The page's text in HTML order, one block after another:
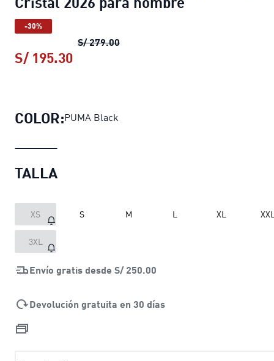
-30%
S/ 279.00Camiseta de arquero local
S/ 195.30
COLOR:PUMA Black
TALLA
XS S M L XL
3XL
Envío gratis desde S/ 250.00
Devolución gratuita en 30 días